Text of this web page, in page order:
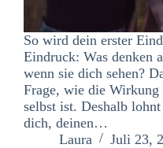
So wird dein erster
Eindruck: Was denken
wenn sie dich sehen?
Frage, wie die
selbst ist. Deshalb
dich, deinen…
Laura
Juli 23,